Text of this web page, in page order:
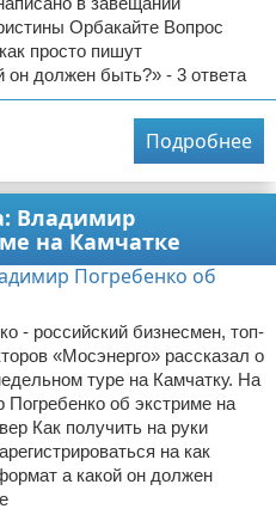
Орбакайте Вопрос
просто пишут
он должен быть?» - 3 ответа
Подробнее
Владимир
на Камчатке
- российский бизнесмен, топ-
«Мосэнерго» рассказал о
туре на Камчатку. На
об экстриме на
Как получить на руки
на как
а какой он должен